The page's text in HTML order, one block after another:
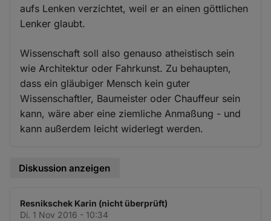
aufs Lenken verzichtet, weil er an einen göttlichen
Lenker glaubt.
Wissenschaft soll also genauso atheistisch sein
wie Architektur oder Fahrkunst. Zu behaupten,
dass ein gläubiger Mensch kein guter
Wissenschaftler, Baumeister oder Chauffeur sein
kann, wäre aber eine ziemliche Anmaßung - und
kann außerdem leicht widerlegt werden.
Diskussion anzeigen
Resnikschek Karin (nicht überprüft)
Di. 1 Nov 2016 - 10:34